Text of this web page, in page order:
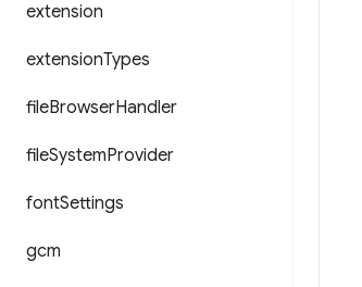
extension
extensionTypes
fileBrowserHandler
fileSystemProvider
fontSettings
gcm